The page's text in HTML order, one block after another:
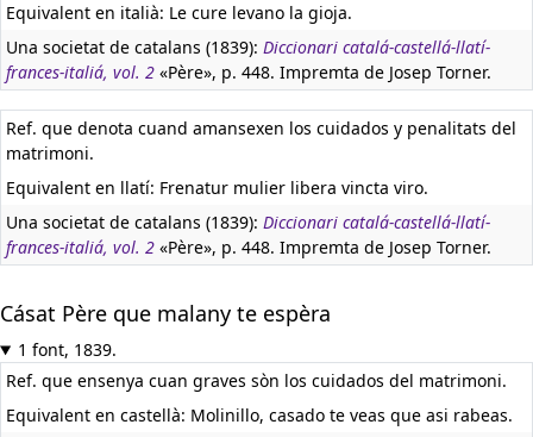
Equivalent en italià: Le cure levano la gioja.
Una societat de catalans (1839): Diccionari catalá-castellá-llatí-
frances-italiá, vol. 2 «Père», p. 448. Impremta de Josep Torner.
Ref. que denota cuand amansexen los cuidados y penalitats del
matrimoni.
Equivalent en llatí: Frenatur mulier libera vincta viro.
Una societat de catalans (1839): Diccionari catalá-castellá-llatí-
frances-italiá, vol. 2 «Père», p. 448. Impremta de Josep Torner.
Cásat Père que malany te espèra
1 font, 1839.
Ref. que ensenya cuan graves sòn los cuidados del matrimoni.
Equivalent en castellà: Molinillo, casado te veas que asi rabeas.